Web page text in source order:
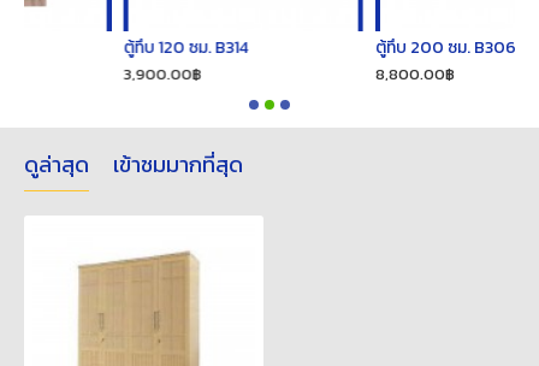
ตู้ทึบ 120 ซม. B314 ตู้ทึบ 200 ซม. B306
ดูล่าสุด เข้าชมมากที่สุด